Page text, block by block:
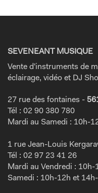
SEVENEANT MUSIQUE
Vente d'instruments de
éclairage, vidéo et DJ
27 rue des fontaines -
Tél : 02 90 380 780
Mardi au Samedi : 10h-
1 rue Jean-Louis
Tél : 02 97 23 41 26
Mardi au Vendredi :
Samedi : 10h-12h et